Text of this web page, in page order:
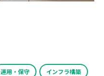
運用・保守 インフラ構築